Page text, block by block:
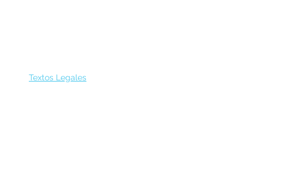
Textos Legales